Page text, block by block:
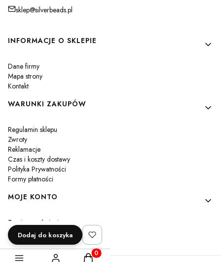
sklep@silverbeads.pl
Linki w stopce
INFORMACJE O SKLEPIE
Dane firmy
Mapa strony
Kontakt
WARUNKI ZAKUPÓW
Regulamin sklepu
Zwroty
Reklamacje
Czas i koszty dostawy
Polityka Prywatności
Formy płatności
MOJE KONTO
Twoje zamówienia
Ustawienia konta
Przechowalnia
Dodaj do koszyka
Produkty w koszyku: 0. Zobacz szczegóły